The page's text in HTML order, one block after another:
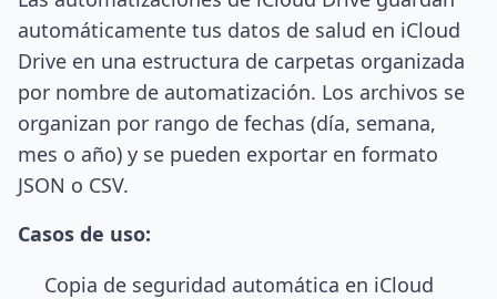
automáticamente tus datos de salud en iCloud
Drive en una estructura de carpetas organizada
por nombre de automatización. Los archivos se
organizan por rango de fechas (día, semana,
mes o año) y se pueden exportar en formato
JSON o CSV.
Casos de uso:
Copia de seguridad automática en iCloud